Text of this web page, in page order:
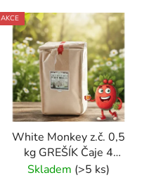
AKCE
White Monkey z.č. 0,5
kg GREŠÍK Čaje 4
světadílů.
Skladem (>5 ks)